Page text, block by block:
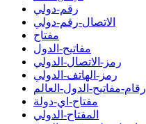
رقم-دولي
الاتصال-رقم-دولي
مفتاح
مفاتيح-الدول
رمز-الاتصال-الدولي
رمز-الهاتف-الدولي
ارقام-مفاتيح-الدول-العالم
مفتاح-اي-دولة
المفتاح-الدولي